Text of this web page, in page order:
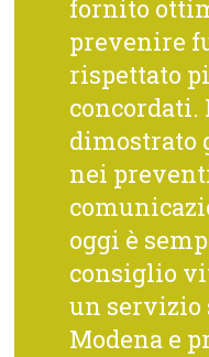
fornito
prevenire
rispettato
concordati.
dimostrato
nei
oggi è
consiglio
un servizio
Modena e